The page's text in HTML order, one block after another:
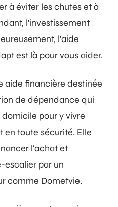
à éviter les chutes et à
l'investissement
l'aide
est là pour vous aider.
aide financière destinée
de dépendance qui
pour y vivre
toute sécurité. Elle
l'achat et
escalier par un
comme Dometvie.